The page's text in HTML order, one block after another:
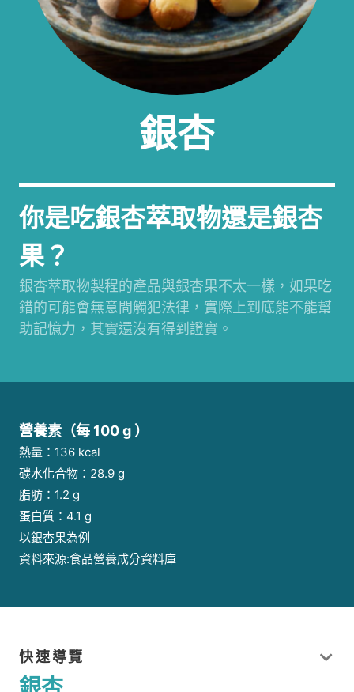
銀杏
你是吃銀杏萃取物還是銀杏
果？
銀杏萃取物製程的產品與銀杏果不太一樣，如果吃
錯的可能會無意間觸犯法律，實際上到底能不能幫
助記憶力，其實還沒有得到證實。
營養素（每 100 g ）
熱量：136 kcal
碳水化合物：28.9 g
脂肪：1.2 g
蛋白質：4.1 g
以銀杏果為例
資料來源:食品營養成分資料庫
快速導覽